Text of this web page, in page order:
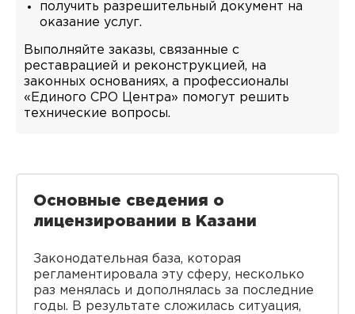
получить разрешительный документ на
оказание услуг.
Выполняйте заказы, связанные с
реставрацией и реконструкцией, на
законных основаниях, а профессионалы
«Единого СРО Центра» помогут решить
технические вопросы.
Основные сведения о
лицензировании в Казани
Законодательная база, которая
регламентировала эту сферу, несколько
раз менялась и дополнялась за последние
годы. В результате сложилась ситуация,